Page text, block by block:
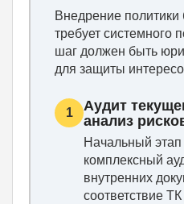
Внедрение политики
требует системного
шаг должен быть
для защиты
1
Аудит
анализ
Начальный этап
комплексный
внутренних
соответствие